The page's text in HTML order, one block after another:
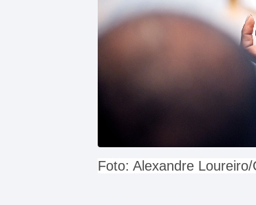
Foto: Alexandre Loureiro/